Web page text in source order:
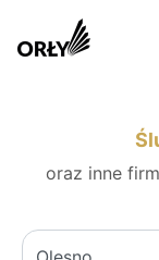
oraz inne